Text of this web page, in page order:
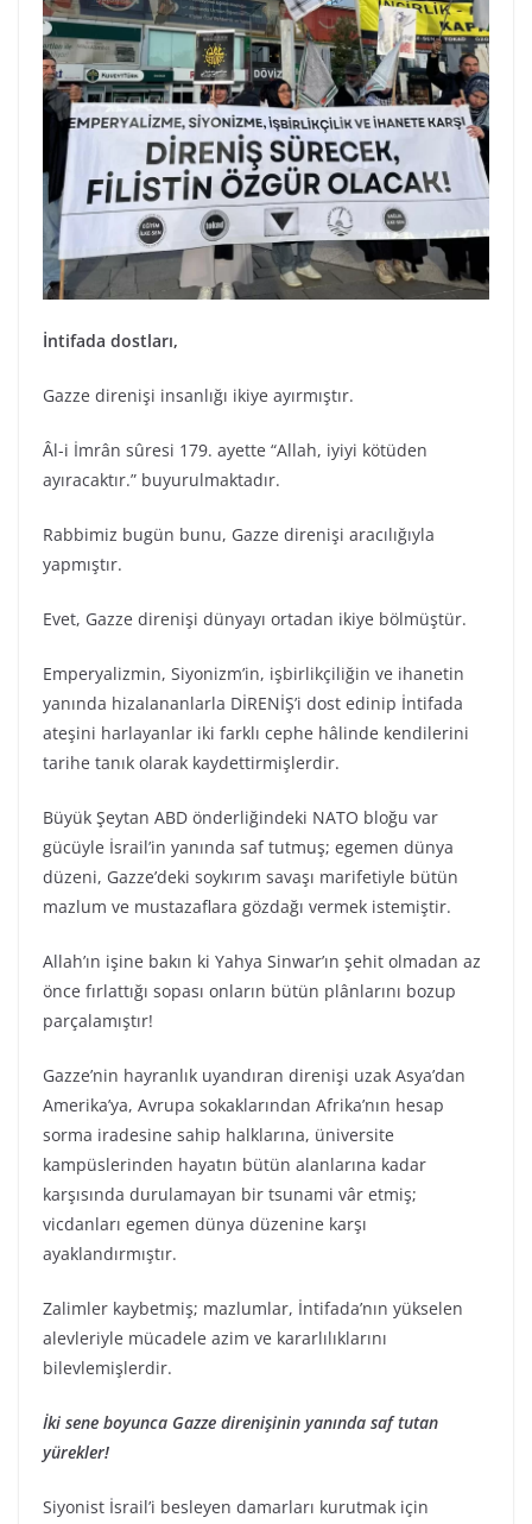
İntifada dostları,
Gazze direnişi insanlığı ikiye ayırmıştır.
Âl-i İmrân sûresi 179. ayette “Allah, iyiyi kötüden
ayıracaktır.” buyurulmaktadır.
Rabbimiz bugün bunu, Gazze direnişi aracılığıyla
yapmıştır.
Evet, Gazze direnişi dünyayı ortadan ikiye bölmüştür.
Emperyalizmin, Siyonizm’in, işbirlikçiliğin ve ihanetin
yanında hizalananlarla DİRENİŞ’i dost edinip İntifada
ateşini harlayanlar iki farklı cephe hâlinde kendilerini
tarihe tanık olarak kaydettirmişlerdir.
Büyük Şeytan ABD önderliğindeki NATO bloğu var
gücüyle İsrail’in yanında saf tutmuş; egemen dünya
düzeni, Gazze’deki soykırım savaşı marifetiyle bütün
mazlum ve mustazaflara gözdağı vermek istemiştir.
Allah’ın işine bakın ki Yahya Sinwar’ın şehit olmadan az
önce fırlattığı sopası onların bütün plânlarını bozup
parçalamıştır!
Gazze’nin hayranlık uyandıran direnişi uzak Asya’dan
Amerika’ya, Avrupa sokaklarından Afrika’nın hesap
sorma iradesine sahip halklarına, üniversite
kampüslerinden hayatın bütün alanlarına kadar
karşısında durulamayan bir tsunami vâr etmiş;
vicdanları egemen dünya düzenine karşı
ayaklandırmıştır.
Zalimler kaybetmiş; mazlumlar, İntifada’nın yükselen
alevleriyle mücadele azim ve kararlılıklarını
bilevlemişlerdir.
İki sene boyunca Gazze direnişinin yanında saf tutan
yürekler!
Siyonist İsrail’i besleyen damarları kurutmak için